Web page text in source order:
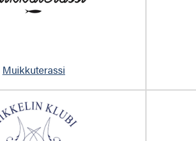
Muikkuterassi